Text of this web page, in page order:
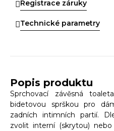
Registrace záruky
Technické parametry
Popis produktu
Sprchovací závěsná
bidetovou sprškou pro
zadních intimních partií.
zvolit interní (skrytou)